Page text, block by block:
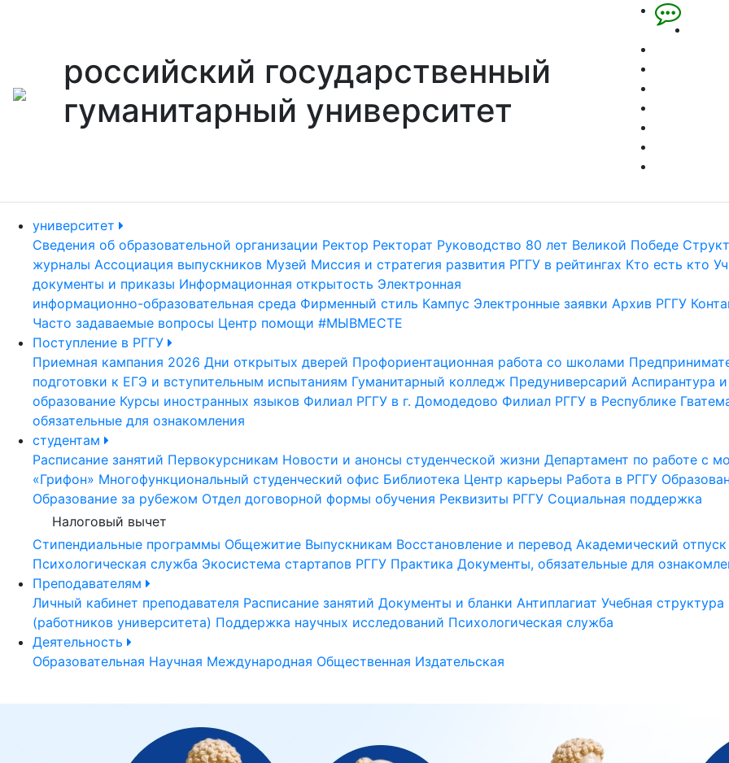
российский государственный
гуманитарный университет
университет
Сведения об образовательной организации Ректор Ректорат Руководство 80 лет Великой Победе
журналы Ассоциация выпускников Музей Миссия и стратегия развития РГГУ в рейтингах Кто есть кто
документы и приказы Информационная открытость Электронная
информационно-образовательная среда Фирменный стиль Кампус Электронные заявки Архив РГГУ
Часто задаваемые вопросы Центр помощи #МЫВМЕСТЕ
Поступление в РГГУ
Приемная кампания 2026 Дни открытых дверей Профориентационная работа со школами
подготовки к ЕГЭ и вступительным испытаниям Гуманитарный колледж Предуниверсарий Аспирантура
образование Курсы иностранных языков Филиал РГГУ в г. Домодедово Филиал РГГУ в Республике
обязательные для ознакомления
студентам
Расписание занятий Первокурсникам Новости и анонсы студенческой жизни Департамент по работе с
«Грифон» Многофункциональный студенческий офис Библиотека Центр карьеры Работа в РГГУ
Образование за рубежом Отдел договорной формы обучения Реквизиты РГГУ Социальная поддержка
Налоговый вычет
Стипендиальные программы Общежитие Выпускникам Восстановление и перевод Академический отпуск
Психологическая служба Экосистема стартапов РГГУ Практика Документы, обязательные для
Преподавателям
Личный кабинет преподавателя Расписание занятий Документы и бланки Антиплагиат Учебная структура
(работников университета) Поддержка научных исследований Психологическая служба
Деятельность
Образовательная Научная Международная Общественная Издательская